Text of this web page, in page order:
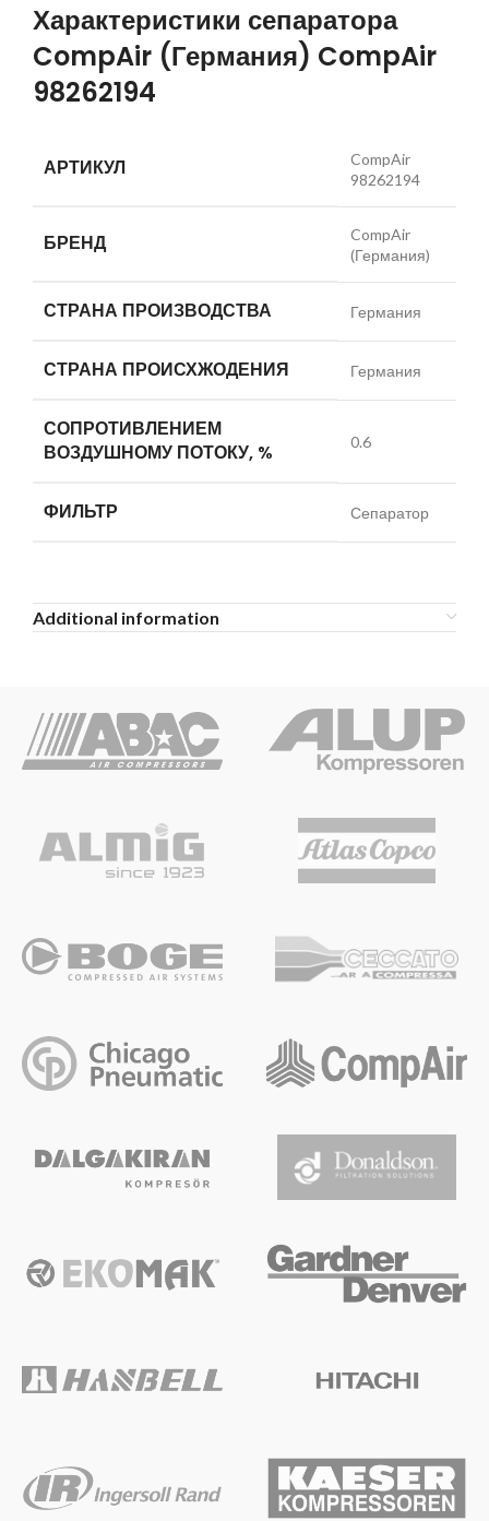
Характеристики сепаратора
CompAir (Германия) CompAir
98262194
АРТИКУЛ
CompAir
98262194
БРЕНД
CompAir
(Германия)
СТРАНА ПРОИЗВОДСТВА Германия
СТРАНА ПРОИСХЖОДЕНИЯ Германия
СОПРОТИВЛЕНИЕМ
ВОЗДУШНОМУ ПОТОКУ, %
0.6
ФИЛЬТР Сепаратор
Additional information